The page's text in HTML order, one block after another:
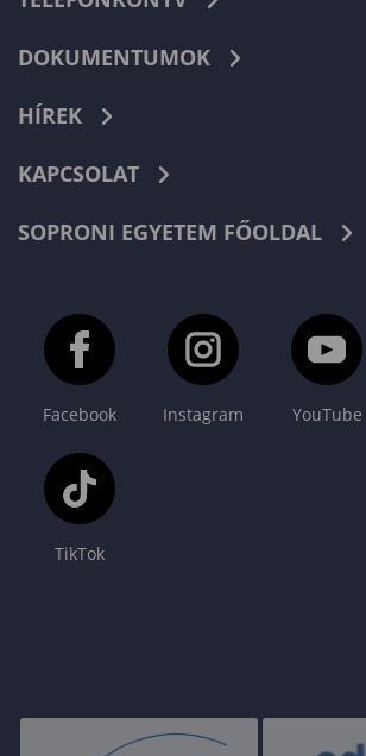
DOKUMENTUMOK
HÍREK
KAPCSOLAT
SOPRONI EGYETEM FŐOLDAL
Facebook Instagram YouTube
TikTok